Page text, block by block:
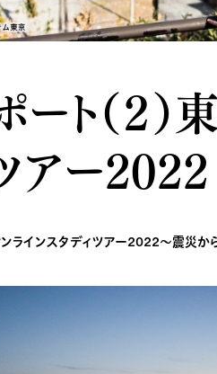
ト（２）
アー2022
ラインスタディツアー2022～震災か